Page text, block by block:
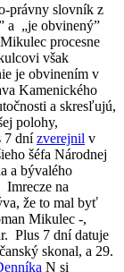
právny slovník z
a „je obvinený”
procesne
však
je obvinením v
Kamenického
a skresľujú,
polohy,
7 dnízverejnil v
šéfa Národnej
a bývalého
Imrecze na
že to mal byť
Mikulec -,
Plus 7 dní datuje
skonal, a 29.
N si